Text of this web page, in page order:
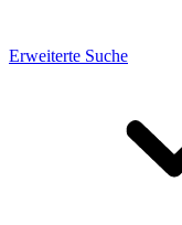
Erweiterte Suche